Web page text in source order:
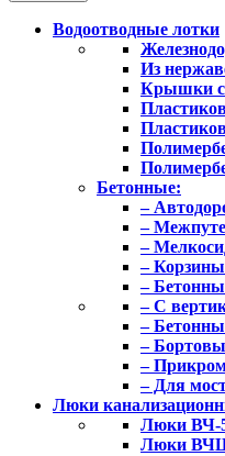
Водоотводные лотки
Из
Крышки
Бетонные:
–
–
–
–
–
– С
–
–
–
– Для
Люки
Люки ВЧ-
Люки